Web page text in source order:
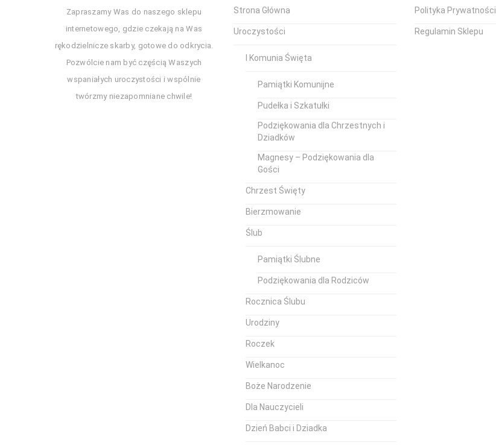
Zapraszamy Was do naszego sklepu
internetowego, gdzie czekają na Was
rękodzielnicze skarby, gotowe do odkrycia.
Pozwólcie nam być częścią Waszych
wspaniałych uroczystości i wspólnie
twórzmy niezapomniane chwile!
Strona Główna
Uroczystości
I Komunia Święta
Pamiątki Komunijne
Pudełka i Szkatułki
Podziękowania dla Chrzestnych i
Dziadków
Magnesy – Podziękowania dla
Gości
Chrzest Święty
Bierzmowanie
Ślub
Pamiątki Ślubne
Podziękowania dla Rodziców
Rocznica Ślubu
Urodziny
Roczek
Wielkanoc
Boże Narodzenie
Dla Nauczycieli
Dzień Babci i Dziadka
Polityka Prywatności
Regulamin Sklepu